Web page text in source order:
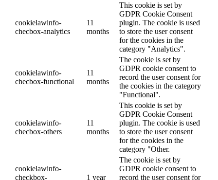
cookielawinfo-
checbox-analytics
11
months
This cookie is set by
GDPR Cookie Consent
plugin. The cookie is used
to store the user consent
for the cookies in the
category "Analytics".
cookielawinfo-
checbox-functional
11
months
The cookie is set by
GDPR cookie consent to
record the user consent for
the cookies in the category
"Functional".
cookielawinfo-
checbox-others
11
months
This cookie is set by
GDPR Cookie Consent
plugin. The cookie is used
to store the user consent
for the cookies in the
category "Other.
cookielawinfo-
checkbox-
1 year
The cookie is set by
GDPR cookie consent to
record the user consent for